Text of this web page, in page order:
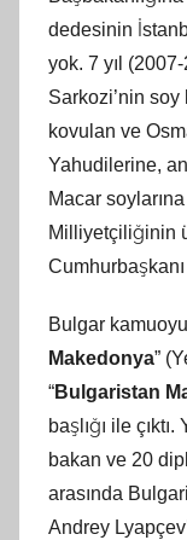
dedesinin
yok. 7 yıl
Sarkozi’nin soy
kovulan ve
Yahudilerine,
Macar
Milliyetçiliğinin
Bulgar
Makedonya”
“Bulgaristan
başlığı ile
bakan ve 20
arasında
Andrey